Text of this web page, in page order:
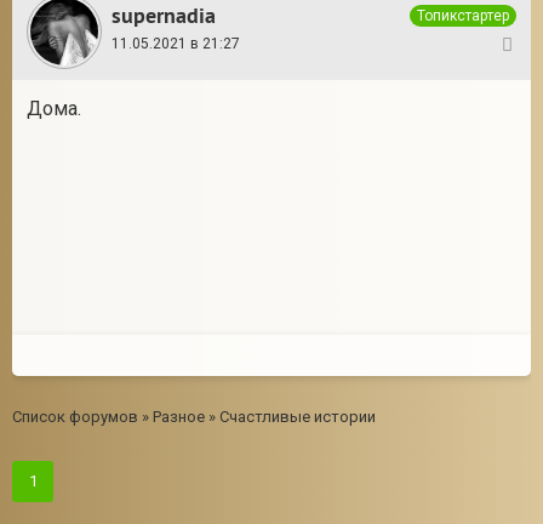
supernadia
Топикстартер
11.05.2021 в 21:27
Дома.
Список форумов » Разное » Счастливые истории
1